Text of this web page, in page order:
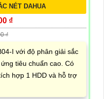
NÉT DAHUA
₫
₫
I với độ phân giải sắc
tiêu chuẩn cao. Có
hợp 1 HDD và hỗ trợ